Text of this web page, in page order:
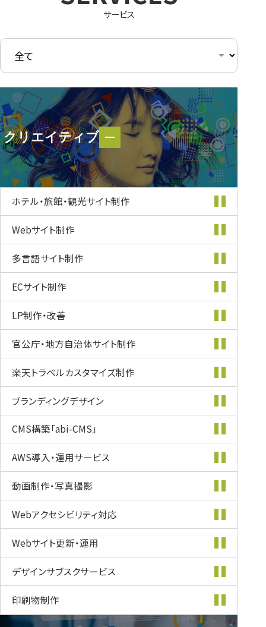
サービス
クリエイティブ
クリエイティブ
ホテル・旅館・観光サイト制作
Webサイト制作
多言語サイト制作
ECサイト制作
LP制作・改善
官公庁・地方自治体サイト制作
楽天トラベルカスタマイズ制作
ブランディングデザイン
CMS構築「abi-CMS」
AWS導入・運用サービス
動画制作・写真撮影
Webアクセシビリティ対応
Webサイト更新・運用
デザインサブスクサービス
印刷物制作